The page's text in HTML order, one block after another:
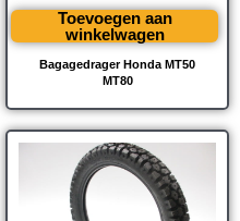
Bagagedrager Honda MT50
MT80
Toevoegen aan
winkelwagen